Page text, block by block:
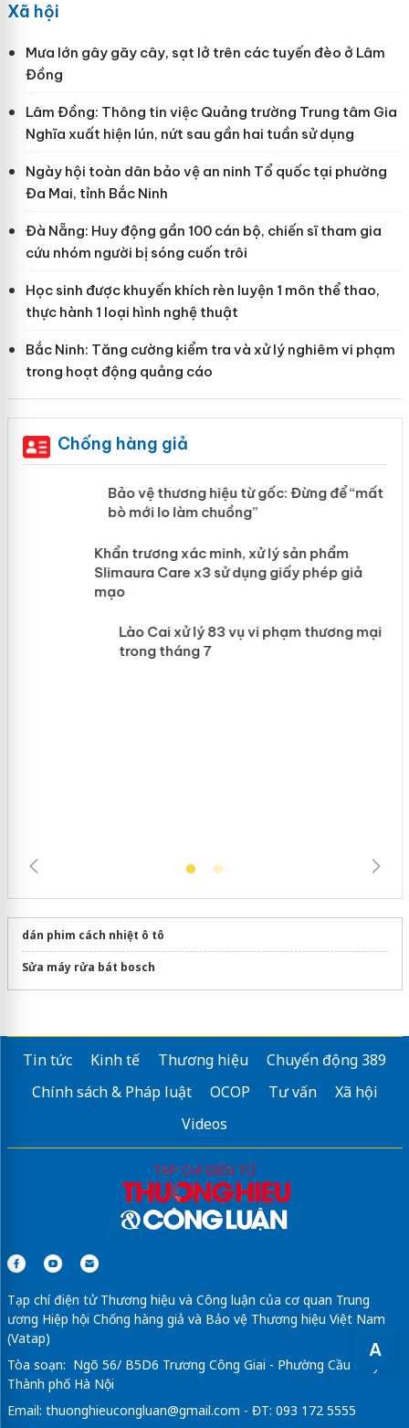
A
Xã hội
Mưa lớn gây gãy cây, sạt lở trên các tuyến đèo ở Lâm
Đồng
Lâm Đồng: Thông tin việc Quảng trường Trung tâm Gia
Nghĩa xuất hiện lún, nứt sau gần hai tuần sử dụng
Ngày hội toàn dân bảo vệ an ninh Tổ quốc tại phường
Đa Mai, tỉnh Bắc Ninh
Đà Nẵng: Huy động gần 100 cán bộ, chiến sĩ tham gia
cứu nhóm người bị sóng cuốn trôi
Học sinh được khuyến khích rèn luyện 1 môn thể thao,
thực hành 1 loại hình nghệ thuật
Bắc Ninh: Tăng cường kiểm tra và xử lý nghiêm vi phạm
trong hoạt động quảng cáo
Chống hàng giả
Bảo vệ thương hiệu từ gốc: Đừng để
“mất bò mới lo làm chuồng”
Slimaura Care x3 sử dụng giấy phép giả
mạo
dán phim cách nhiệt ô tô
Sửa máy rửa bát bosch
Tin tức Kinh tế Thương hiệu
Chuyển động 389
Chính sách & Pháp luật
OCOP Tư vấn
Xã hội
Videos
Tạp chí điện tử Thương hiệu và Công luận của cơ quan Trung
ương Hiệp hội Chống hàng giả và Bảo vệ Thương hiệu Việt Nam
(Vatap)
Tòa soạn: Ngõ 56/ B5D6 Trương Công Giai - Phường Cầu Giấy -
Thành phố Hà Nội
Email: thuonghieucongluan@gmail.com - ĐT: 093 172 5555